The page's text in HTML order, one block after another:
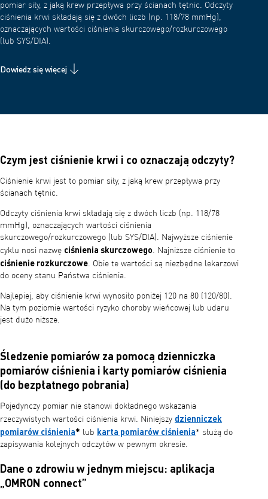
pomiar siły, z jaką krew przepływa przy ścianach tętnic. Odczyty
ciśnienia krwi składają się z dwóch liczb (np. 118/78 mmHg),
oznaczających wartości ciśnienia skurczowego/rozkurczowego
(lub SYS/DIA).
Dowiedz się więcej
Czym jest ciśnienie krwi i co oznaczają odczyty?
Ciśnienie krwi jest to pomiar siły, z jaką krew przepływa przy
ścianach tętnic.
Odczyty ciśnienia krwi składają się z dwóch liczb (np. 118/78
mmHg), oznaczających wartości ciśnienia
skurczowego/rozkurczowego (lub SYS/DIA). Najwyższe ciśnienie
cyklu nosi nazwę ciśnienia skurczowego . Najniższe ciśnienie to
ciśnienie rozkurczowe . Obie te wartości są niezbędne lekarzowi
do oceny stanu Państwa ciśnienia.
Najlepiej, aby ciśnienie krwi wynosiło poniżej 120 na 80 (120/80).
Na tym poziomie wartości ryzyko choroby wieńcowej lub udaru
jest dużo niższe.
Śledzenie pomiarów za pomocą dzienniczka
pomiarów ciśnienia i karty pomiarów ciśnienia
(do bezpłatnego pobrania)
Pojedynczy pomiar nie stanowi dokładnego wskazania
rzeczywistych wartości ciśnienia krwi. Niniejszy dzienniczek
pomiarów ciśnienia* lub karta pomiarów ciśnienia* służą do
zapisywania kolejnych odczytów w pewnym okresie.
Dane o zdrowiu w jednym miejscu: aplikacja
„OMRON connect”